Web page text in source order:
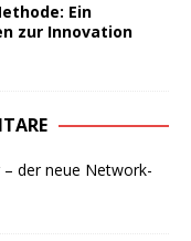
Ein
zur Innovation
– der neue Network-